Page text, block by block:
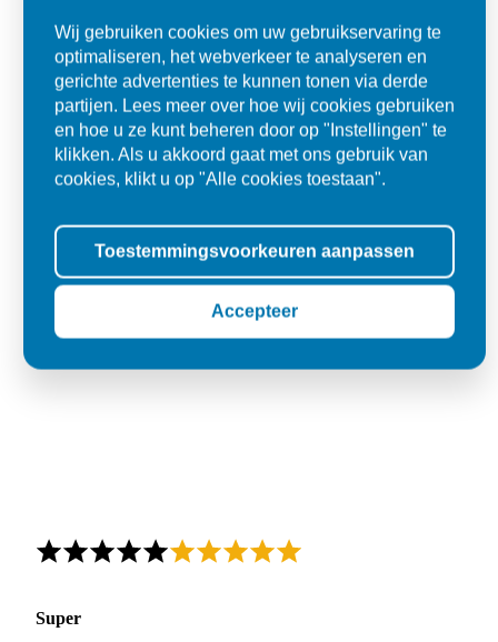
Ad
Den Dungen
Super
Wij gebruiken cookies om uw gebruikservaring te
optimaliseren, het webverkeer te analyseren en
gerichte advertenties te kunnen tonen via derde
partijen. Lees meer over hoe wij cookies gebruiken
en hoe u ze kunt beheren door op "Instellingen" te
klikken. Als u akkoord gaat met ons gebruik van
cookies, klikt u op "Alle cookies toestaan".
Toestemmingsvoorkeuren aanpassen
Accepteer